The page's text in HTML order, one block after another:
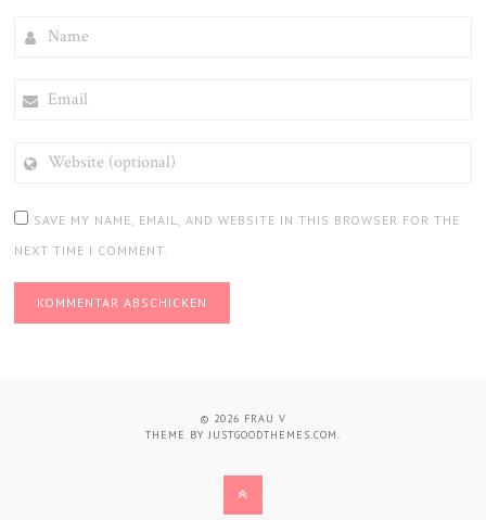
(OPTIONAL)
SAVE MY NAME, EMAIL, AND WEBSITE IN THIS BROWSER FOR THE
NEXT TIME I COMMENT.
© 2026 FRAU V
THEME BYJUSTGOODTHEMES.COM.